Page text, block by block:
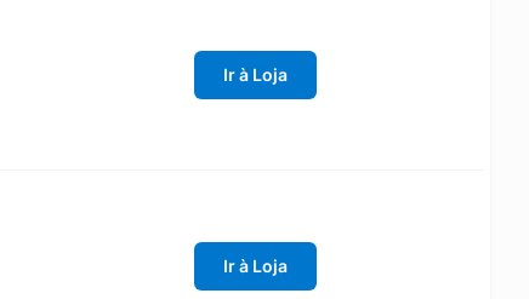
Ir à Loja
Ir à Loja